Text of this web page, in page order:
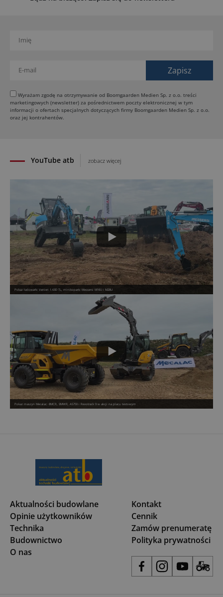
Dynapac SD25 80C e: elektryczna rozkładarka
02.08.2026
Dynapac NEXUS: cyfrowa rewolucja w robotach
drogowych
01.08.2026
Jeden walec, trzy tryby zagęszczania BOMAG BW
YouTube atb zobacz więcej
Pokaz ładowarki Venieri 1.63D TL, minikoparki Messersi M16U i M28U
Pokaz maszyn Mecalac: 8MCR, 9MWR, AS750 i Revotrack 9 w akcji na placu testowym
Wyrażam zgodę na otrzymywanie od Boomgaarden Medien Sp. z o.o. treści
marketingowych (newsletter) za pośrednictwem poczty elektronicznej w tym
informacji o ofertach specjalnych dotyczących firmy Boomgaarden Medien Sp. z o.o.
oraz jej kontrahentów.
Aktualności budowlane
Opinie użytkowników
Technika
Budownictwo
O nas
Kontakt
Cennik
Zamów prenumeratę
Polityka prywatności